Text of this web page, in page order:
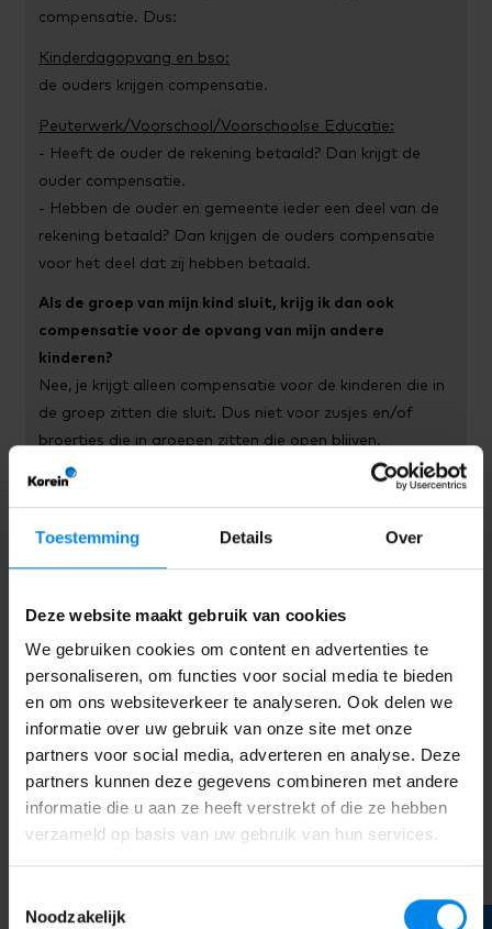
Toestemming Details Over
Deze website maakt gebruik van cookies
We gebruiken cookies om content en advertenties te
personaliseren, om functies voor social media te bieden
en om ons websiteverkeer te analyseren. Ook delen we
informatie over uw gebruik van onze site met onze
partners voor social media, adverteren en analyse. Deze
partners kunnen deze gegevens combineren met andere
informatie die u aan ze heeft verstrekt of die ze hebben
verzameld op basis van uw gebruik van hun services.
Noodzakelijk
compensatie. Dus:
Kinderdagopvang en bso:
de ouders krijgen compensatie.
Peuterwerk/Voorschool/Voorschoolse Educatie:
- Heeft de ouder de rekening betaald? Dan krijgt de
ouder compensatie.
- Hebben de ouder en gemeente ieder een deel van de
rekening betaald? Dan krijgen de ouders compensatie
voor het deel dat zij hebben betaald.
Als de groep van mijn kind sluit, krijg ik dan ook
compensatie voor de opvang van mijn andere
kinderen?
Nee, je krijgt alleen compensatie voor de kinderen die in
de groep zitten die sluit. Dus niet voor zusjes en/of
broertjes die in groepen zitten die open blijven.
Als ik compensatie krijg, wanneer krijg ik dat dan
uitbetaald?
Je krijgt de compensatie altijd één maand na de sluiting
uitbetaald. Voorbeeld: sluit de groep in januari? Dan
Was de opvangvestiging dicht? En is je kind hierdoor
minder uren naar de opvang geweest? Geef dit dan
binnen drie maanden door aan de
je dit niet doet, moet je later misschien een deel van de
Wat moet ik precies doen?
Geef aan deDienst Toeslagen door hoeveel uur jouw
kind naar de opvang is geweest. Een voorbeeld:
Je kind gaat normaal elke maand 100 uur naar de